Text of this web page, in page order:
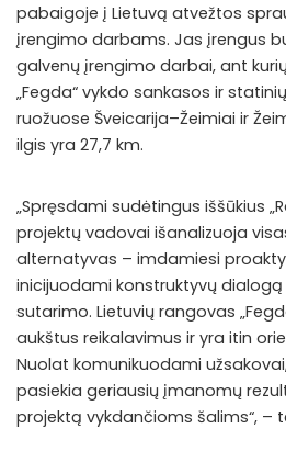
pabaigoje į Lietuvą atvežtos
įrengimo darbams. Jas įrengus
galvenų įrengimo darbai, ant
„Fegda“ vykdo sankasos ir
ruožuose Šveicarija–Žeimiai ir
ilgis yra 27,7 km.
„Spręsdami sudėtingus iššūkius
projektų vadovai išanalizuoja
alternatyvas – imdamiesi
inicijuodami konstruktyvų dialogą
sutarimo. Lietuvių rangovas
aukštus reikalavimus ir yra itin
Nuolat komunikuodami
pasiekia geriausių įmanomų
projektą vykdančioms šalims“, –